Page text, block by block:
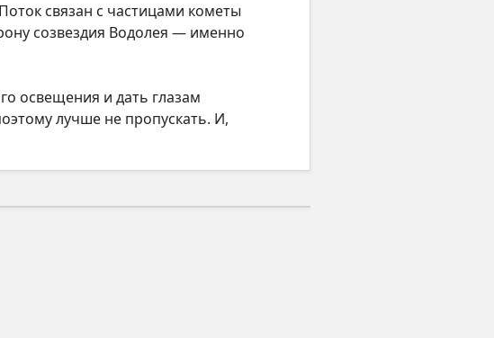
связан с частицами кометы
созвездия Водолея — именно
освещения и дать глазам
лучше не пропускать. И,